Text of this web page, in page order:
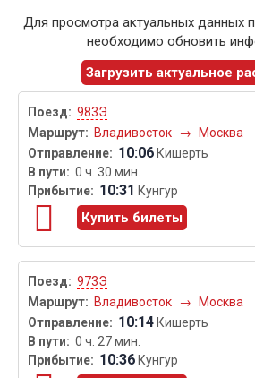
Для просмотра актуальных данных
необходимо обновить
Загрузить актуальное
983Э
Владивосток
→ Москва
10:06 Кишерть
0 ч. 30 мин.
10:31 Кунгур
Купить билеты
973Э
Владивосток
→ Москва
10:14 Кишерть
0 ч. 27 мин.
10:36 Кунгур